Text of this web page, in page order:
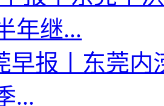
年继...
早报丨东莞
...